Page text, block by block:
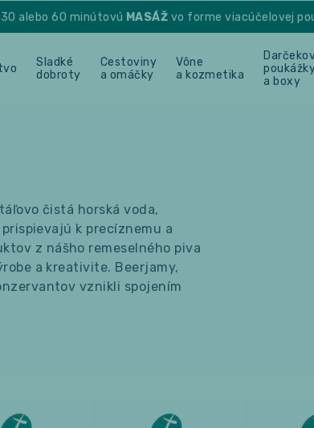
30 alebo 60 minútovú MASÁŽ vo forme viacúčelovej
Sladké
dobroty
Cestoviny
a omáčky
Vône
a kozmetika
a boxy
čistá horská voda,
k precíznemu a
z nášho remeselného piva
a kreativite. Beerjamy,
vznikli spojením